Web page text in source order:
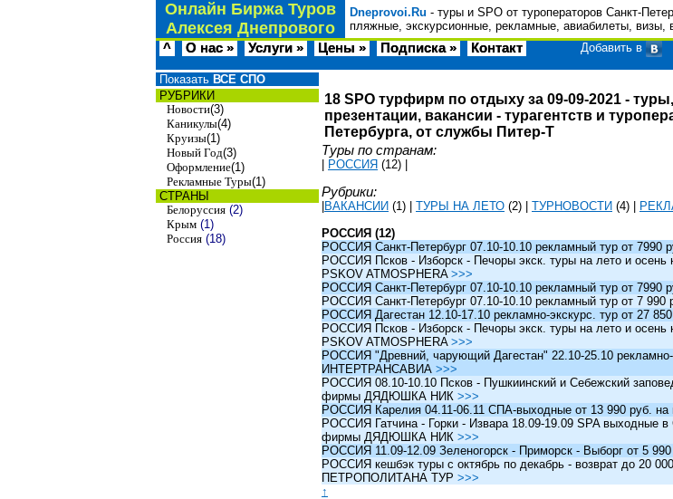
Онлайн Биржа Туров
Алексея Днепрового
Dneprovoi.Ru - туры и SPO от туроператоров Санкт-
пляжные, экскурсионные, рекламные, авиабилеты,
^ О нас » Услуги » Цены » Подписка » Контакт Добавить в
Показать ВСЕ СПО
РУБРИКИ
Новости(3)
Каникулы(4)
Круизы(1)
Новый Год(3)
Оформление(1)
Рекламные Туры(1)
СТРАНЫ
Белоруссия (2)
Крым (1)
Россия (18)
18 SPO турфирм по отдыху за 09-09-2021 -
презентации, вакансии - турагентств и
Петербурга, от службы Питер-Т
Туры по странам:
РОССИЯ (12)
Рубрики:
ВАКАНСИИ (1) ТУРЫ НА ЛЕТО (2) ТУРНОВОСТИ (4)
РОССИЯ (12)
РОССИЯ Санкт-Петербург 07.10-10.10 рекламный тур от
РОССИЯ Псков - Изборск - Печоры экск. туры на лето и
PSKOV ATMOSPHERA >>>
РОССИЯ Санкт-Петербург 07.10-10.10 рекламный тур от
РОССИЯ Санкт-Петербург 07.10-10.10 рекламный тур от 7
РОССИЯ Дагестан 12.10-17.10 рекламно-экскурс. тур от 27
РОССИЯ Псков - Изборск - Печоры экск. туры на лето и
PSKOV ATMOSPHERA >>>
РОССИЯ "Древний, чарующий Дагестан" 22.10-25.10
ИНТЕРТРАНСАВИА >>>
РОССИЯ 08.10-10.10 Псков - Пушкиинский и Себежский
фирмы ДЯДЮШКА НИК >>>
РОССИЯ Карелия 04.11-06.11 СПА-выходные от 13 990 руб.
РОССИЯ Гатчина - Горки - Извара 18.09-19.09 SPA выходные в
фирмы ДЯДЮШКА НИК >>>
РОССИЯ 11.09-12.09 Зеленогорск - Приморск - Выборг от 5
РОССИЯ кешбэк туры c октябрь по декабрь - возврат до 20
ПЕТРОПОЛИТАНА ТУР >>>
↑